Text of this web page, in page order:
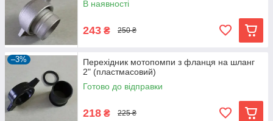
В наявності
243 ₴ 250 ₴
–3%
Перехідник мотопомпи з фланця на шланг
2" (пластмасовий)
Готово до відправки
218 ₴ 225 ₴